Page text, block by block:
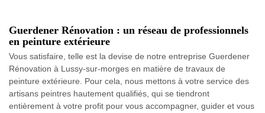
Guerdener Rénovation : un réseau de professionnels
en peinture extérieure
Vous satisfaire, telle est la devise de notre entreprise Guerdener
Rénovation à Lussy-sur-morges en matière de travaux de
peinture extérieure. Pour cela, nous mettons à votre service des
artisans peintres hautement qualifiés, qui se tiendront
entièrement à votre profit pour vous accompagner, guider et vous